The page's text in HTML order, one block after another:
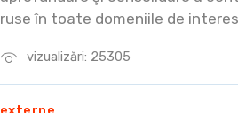
vizualizări: 25305
ruse în toate domeniile de